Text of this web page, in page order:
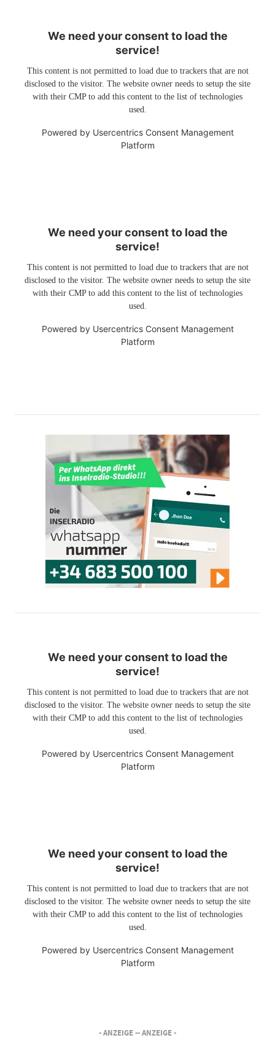
We need your consent to load the
service!
This content is not permitted to load due to trackers that are not
disclosed to the visitor. The website owner needs to setup the site
with their CMP to add this content to the list of technologies
used.
Powered by Usercentrics Consent Management
Platform
We need your consent to load the
service!
This content is not permitted to load due to trackers that are not
disclosed to the visitor. The website owner needs to setup the site
with their CMP to add this content to the list of technologies
used.
Powered by Usercentrics Consent Management
Platform
We need your consent to load the
service!
This content is not permitted to load due to trackers that are not
disclosed to the visitor. The website owner needs to setup the site
with their CMP to add this content to the list of technologies
used.
Powered by Usercentrics Consent Management
Platform
We need your consent to load the
service!
This content is not permitted to load due to trackers that are not
disclosed to the visitor. The website owner needs to setup the site
with their CMP to add this content to the list of technologies
used.
Powered by Usercentrics Consent Management
Platform
- ANZEIGE -- ANZEIGE -